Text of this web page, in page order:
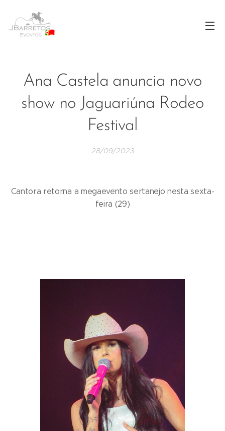
Ana Castela anuncia novo
show no Jaguariúna Rodeo
Festival
28/09/2023
Cantora retorna a megaevento sertanejo nesta sexta-
feira (29)